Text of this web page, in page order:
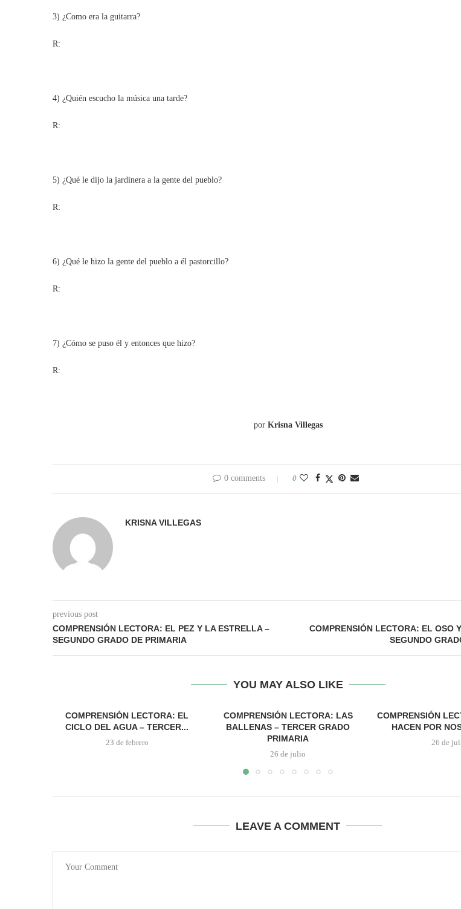
3) ¿Como era la guitarra?
R:
4) ¿Quién escucho la música una tarde?
R:
5) ¿Qué le dijo la jardinera a la gente del pueblo?
R:
6) ¿Qué le hizo la gente del pueblo a él pastorcillo?
R:
7) ¿Cómo se puso él y entonces que hizo?
R:
por Krisna Villegas
0 comments 0
KRISNA VILLEGAS
previous post
COMPRENSIÓN LECTORA: EL PEZ Y LA ESTRELLA –
SEGUNDO GRADO DE PRIMARIA
COMPRENSIÓN LECTORA: EL OSO
SEGUNDO
YOU MAY ALSO LIKE
COMPRENSIÓN LECTORA: EL
CICLO DEL AGUA – TERCER...
23 de febrero
COMPRENSIÓN LECTORA: LAS
BALLENAS – TERCER GRADO
PRIMARIA
26 de julio
COMPRENSIÓN
HACEN POR
26 de
LEAVE A COMMENT